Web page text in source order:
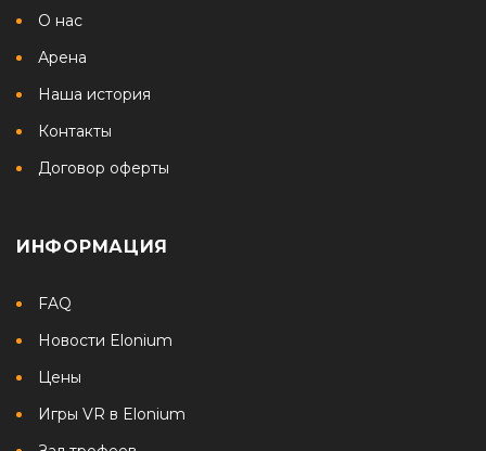
О нас
Арена
Наша история
Контакты
Договор оферты
ИНФОРМАЦИЯ
FAQ
Новости Elonium
Цены
Игры VR в Elonium